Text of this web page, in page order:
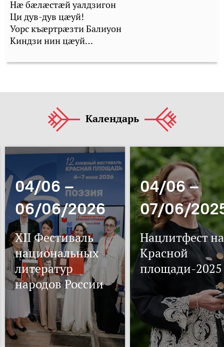
Нæ бæлæстæй уалдзигон
Ци дув-дув цæуй!
Уорс къæртрæзти Балиуон
Киндзи нин цæуй…
Календарь
04/06 –
06/06/2026
XII Фестиваль
национальных
литератур
народов России
04/06 –
07/06/
Нацлитфест на
Красной
площади-2025